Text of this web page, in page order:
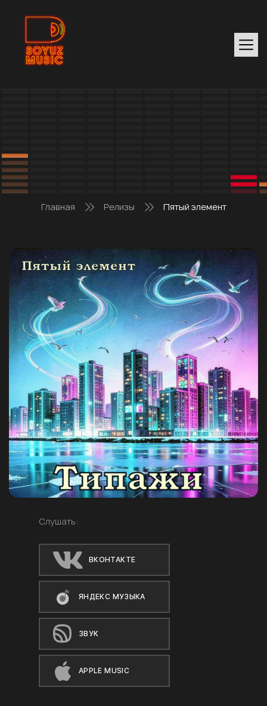
Главная Релизы Пятый элемент
Слушать:
ВКОНТАКТЕ
ЯНДЕКС МУЗЫКА
ЗВУК
APPLE MUSIC